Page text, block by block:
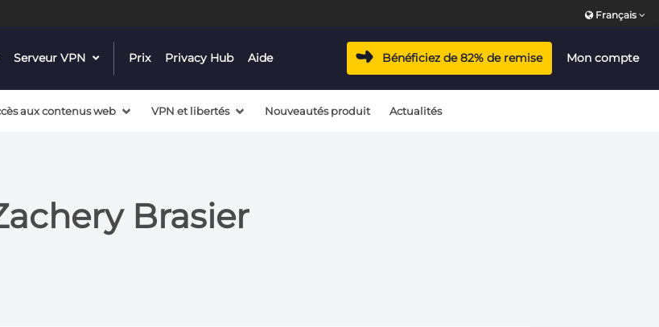
Français
Serveur VPN dropdownPrix Privacy Hub Aide Bénéficiez de 82% de remise Mon compte
aux contenus web VPN et libertés Nouveautés produit Actualités
Brasier